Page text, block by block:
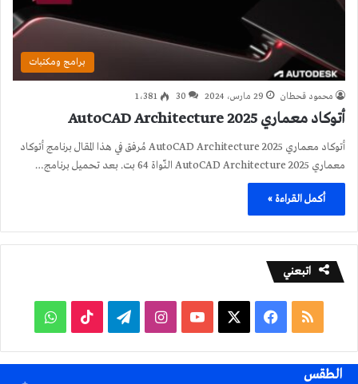
برامج ومكتبات
محمود قحطان 29 مارس، 2024 30 1٬381
أتوكاد معماري 2025 AutoCAD Architecture
أتوكاد معماري 2025 AutoCAD Architecture مُرفق في هذا المقال برنامج أتوكاد
معماري 2025 AutoCAD Architecture النّواة 64 بت. بعد تحميل برنامج…
أكمل القراءة »
اتبعني
ملخص
الموقع
فيسبوك ‫YouTubeانستقرامتيلقرام ‫TikTokواتساب
الطقس